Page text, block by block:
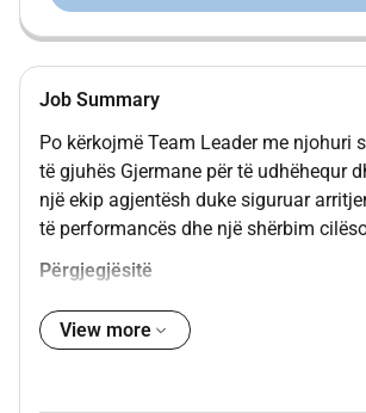
Job Summary
Po kërkojmë Team Leader me njohuri
të gjuhës Gjermane për të udhëhequr
një ekip agjentësh duke siguruar
të performancës dhe një shërbim
Përgjegjësitë
Përvojë në menaxhimin e ekipeve.
Eksperiencë në shitje.
View more